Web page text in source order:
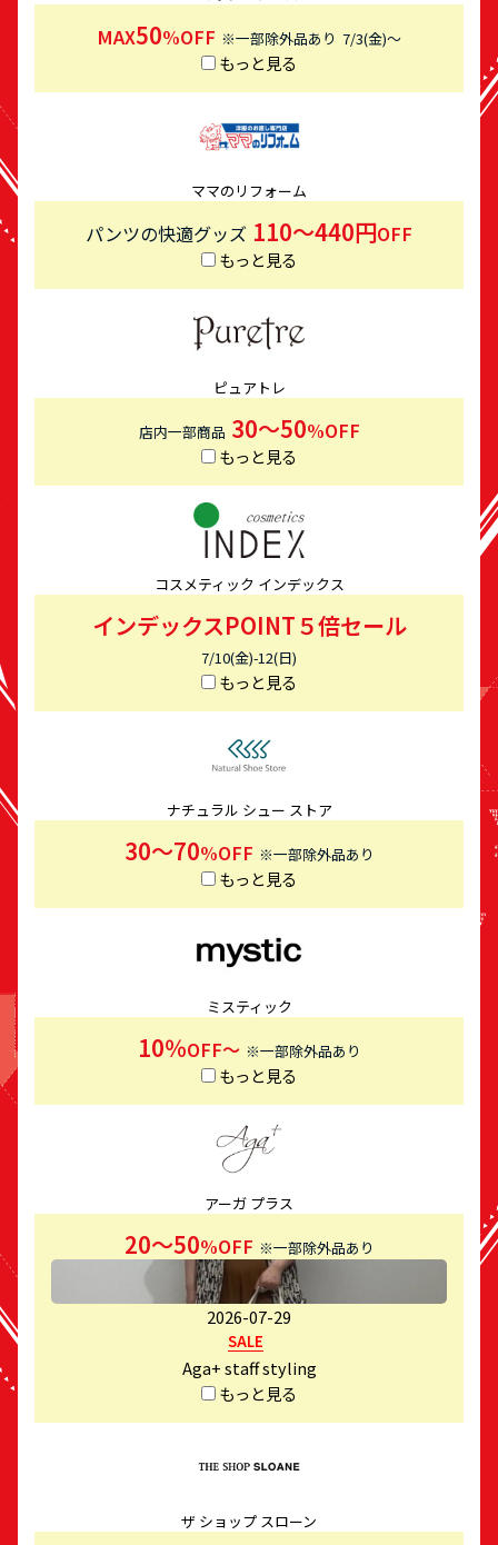
MAX50%OFF ※一部除外品あり 7/3(金)〜
もっと見る
ママのリフォーム
パンツの快適グッズ 110〜440円OFF
もっと見る
ピュアトレ
店内一部商品 30〜50%OFF
もっと見る
コスメティック インデックス
インデックスPOINT５倍セール
7/10(金)-12(日)
もっと見る
ナチュラル シュー ストア
30～70%OFF ※一部除外品あり
もっと見る
ミスティック
10％OFF～ ※一部除外品あり
もっと見る
アーガ プラス
20〜50%OFF ※一部除外品あり
2026-07-29
SALE
Aga+ staff styling
もっと見る
ザ ショップ スローン